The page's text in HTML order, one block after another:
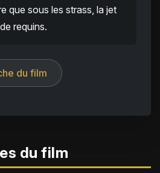
que sous les strass, la jet
requins.
du film
du film